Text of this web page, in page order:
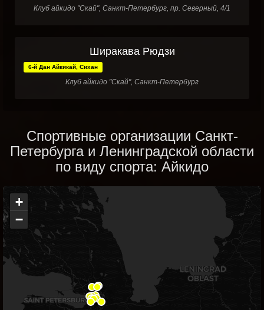
Клуб айкидо "Скай", Санкт-Петербург, пр. Северный, 4/1
Ширакава Рюдзи
6-й Дан Айкикай, Сихан
Клуб айкидо "Скай", Санкт-Петербург
Спортивные организации Санкт-
Петербурга и Ленинградской области
по виду спорта: Айкидо
+
−